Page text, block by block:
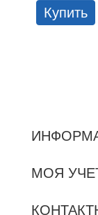
Купить
МОЯ